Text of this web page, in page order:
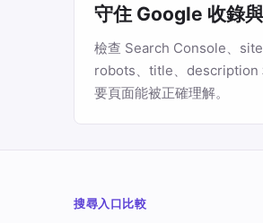
守住 Google 收錄
檢查 Search Console、
robots、title、description
要頁面能被正確理解。
搜尋入口比較